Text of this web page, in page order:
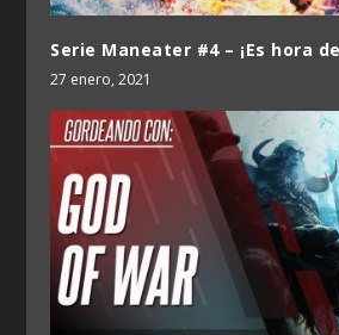
Serie Maneater #4 – ¡Es hora
27 enero, 2021